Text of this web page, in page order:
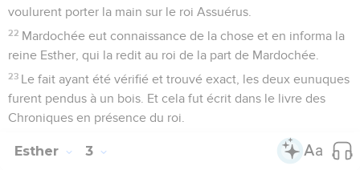
voulurent porter la main sur le roi Assuérus.
22 Mardochée eut connaissance de la chose et en informa la
reine Esther, qui la redit au roi de la part de Mardochée.
23 Le fait ayant été vérifié et trouvé exact, les deux eunuques
furent pendus à un bois. Et cela fut écrit dans le livre des
Chroniques en présence du roi.
Esther 3